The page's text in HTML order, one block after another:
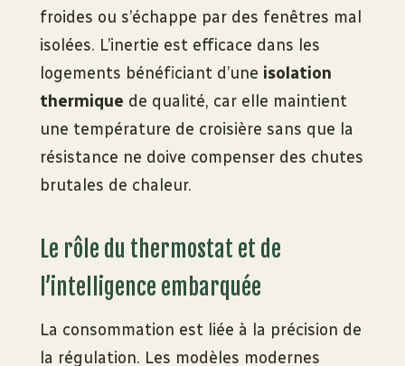
froides ou s’échappe par des fenêtres mal
isolées. L’inertie est efficace dans les
logements bénéficiant d’une isolation
thermique de qualité, car elle maintient
une température de croisière sans que la
résistance ne doive compenser des chutes
brutales de chaleur.
Le rôle du thermostat et de
l’intelligence embarquée
La consommation est liée à la précision de
la régulation. Les modèles modernes